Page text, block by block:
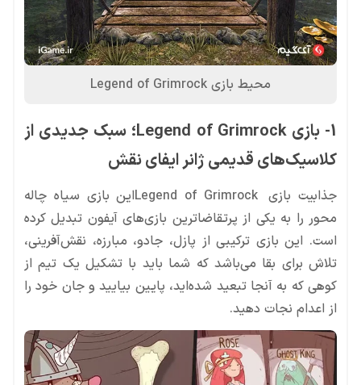
محیط بازی Legend of Grimrock
1- بازی Legend of Grimrock؛ سبک جدیدی از
کلاسیک‌های قدیمی ژانر ایفای نقش
جذابیت بازی Legend of Grimrockاین بازی سیاه چاله
محور را به یکی از پرتقاضاترین بازی‌های آیفون تبدیل کرده
است. این بازی ترکیبی از پازل، جادو، مبارزه، نقش‌آفرینی،
تلاش برای بقا می‌باشد که شما باید با تشکیل یک تیم از
کوهی که به آنجا تبعید شده‌اید، پایین بیایید و جان خود را
از اعدام نجات دهید.